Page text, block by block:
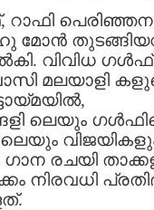
വിവിധ ഗള്‍ഫ്
മലയാളി
ലെയും
രചയി
നിരവധി